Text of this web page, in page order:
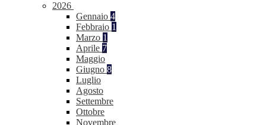
2026
Gennaio 4
Febbraio 1
Marzo 1
Aprile 7
Maggio
Giugno 8
Luglio
Agosto
Settembre
Ottobre
Novembre